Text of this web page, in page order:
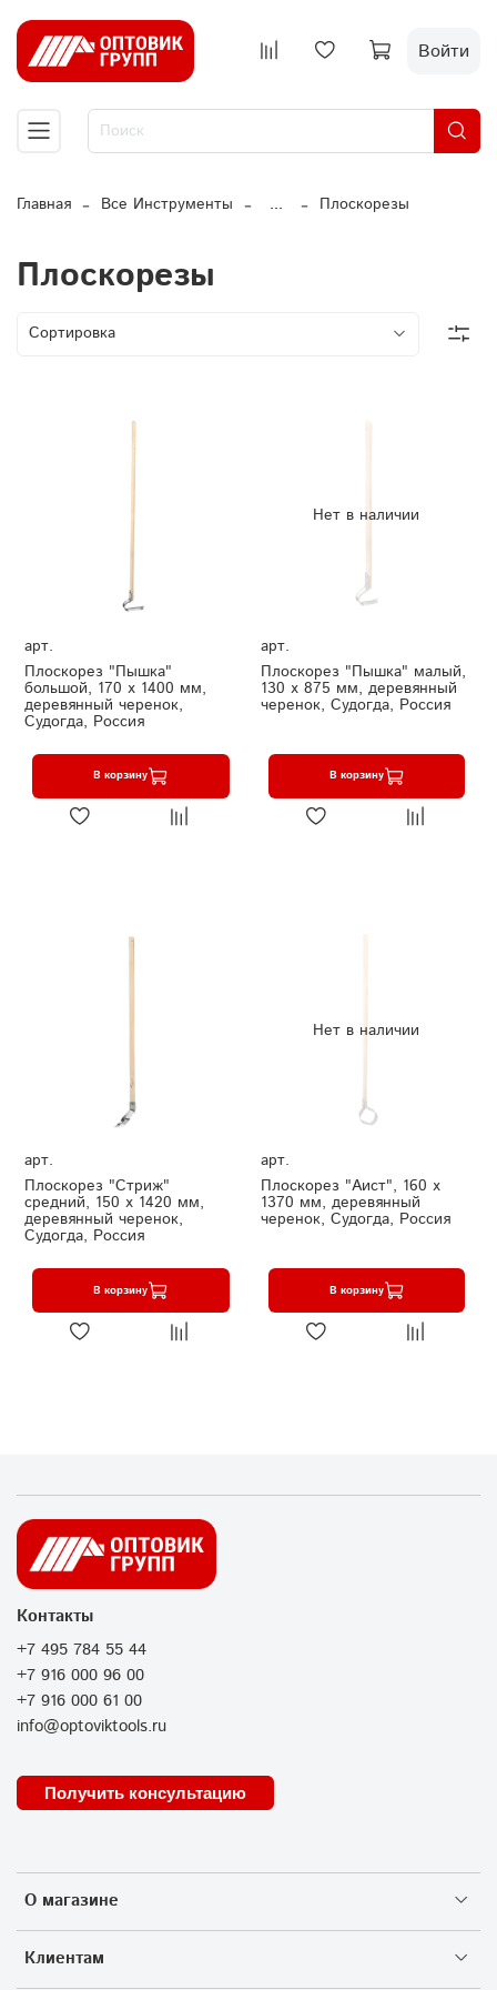
Войти
Главная Все Инструменты ... Плоскорезы
Плоскорезы
арт.
Плоскорез "Пышка"
большой, 170 х 1400 мм,
деревянный черенок,
Судогда, Россия
В корзину
Нет в наличии
арт.
Плоскорез "Пышка" малый,
130 х 875 мм, деревянный
черенок, Судогда, Россия
В корзину
арт.
Плоскорез "Стриж"
средний, 150 х 1420 мм,
деревянный черенок,
Судогда, Россия
В корзину
Нет в наличии
арт.
Плоскорез "Аист", 160 х
1370 мм, деревянный
черенок, Судогда, Россия
В корзину
О магазине
Клиентам
Контакты
+7 495 784 55 44
+7 916 000 96 00
+7 916 000 61 00
info@optoviktools.ru
Получить консультацию